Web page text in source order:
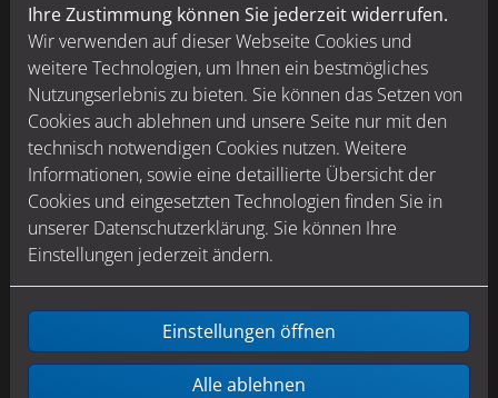
Diese Vorteile bietet Ihnen die
Wohnungsmodernisierung aus einer
Hand:
Auswahl von zuverlässigen Meisterbetrieben, die
aufeinander eingespielt sind
Ein einziger Ansprechpartner statt viele
verschiedene Handwerker
Kompetente Begleitung in allen Phasen der
Umfassende Beratung im Vorfeld für die
wirtschaftlich beste Wunschlösung
Ihre Zustimmung können Sie jederzeit widerrufen.
Wir verwenden auf dieser Webseite Cookies und
weitere Technologien, um Ihnen ein bestmögliches
Nutzungserlebnis zu bieten. Sie können das Setzen von
Cookies auch ablehnen und unsere Seite nur mit den
technisch notwendigen Cookies nutzen. Weitere
Informationen, sowie eine detaillierte Übersicht der
Cookies und eingesetzten Technologien finden Sie in
unserer Datenschutzerklärung. Sie können Ihre
Einstellungen jederzeit ändern.
Einstellungen öffnen
Alle ablehnen